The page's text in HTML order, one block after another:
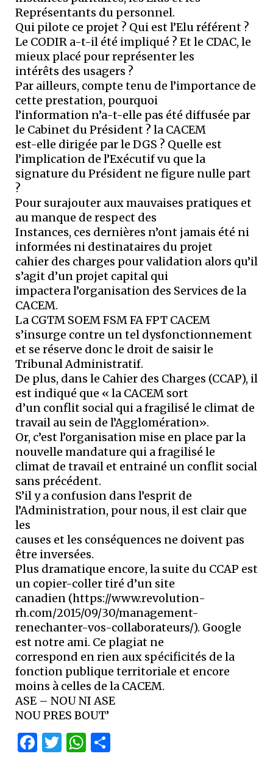
Représentants du personnel.
Qui pilote ce projet ? Qui est l’Elu référent ?
Le CODIR a-t-il été impliqué ? Et le CDAC, le
mieux placé pour représenter les
intérêts des usagers ?
Par ailleurs, compte tenu de l’importance de
cette prestation, pourquoi
l’information n’a-t-elle pas été diffusée par
le Cabinet du Président ? la CACEM
est-elle dirigée par le DGS ? Quelle est
l’implication de l’Exécutif vu que la
signature du Président ne figure nulle part
?
Pour surajouter aux mauvaises pratiques et
au manque de respect des
Instances, ces dernières n’ont jamais été ni
informées ni destinataires du projet
cahier des charges pour validation alors qu’il
s’agit d’un projet capital qui
impactera l’organisation des Services de la
CACEM.
La CGTM SOEM FSM FA FPT CACEM
s’insurge contre un tel dysfonctionnement
et se réserve donc le droit de saisir le
Tribunal Administratif.
De plus, dans le Cahier des Charges (CCAP), il
est indiqué que « la CACEM sort
d’un conflit social qui a fragilisé le climat de
travail au sein de l’Agglomération».
Or, c’est l’organisation mise en place par la
nouvelle mandature qui a fragilisé le
climat de travail et entrainé un conflit social
sans précédent.
S’il y a confusion dans l’esprit de
l’Administration, pour nous, il est clair que
les
causes et les conséquences ne doivent pas
être inversées.
Plus dramatique encore, la suite du CCAP est
un copier-coller tiré d’un site
canadien (https://www.revolution-
rh.com/2015/09/30/management-
renechanter-vos-collaborateurs/). Google
est notre ami. Ce plagiat ne
correspond en rien aux spécificités de la
fonction publique territoriale et encore
moins à celles de la CACEM.
ASE – NOU NI ASE
NOU PRES BOUT’
Facebook
Twitter
WhatsApp